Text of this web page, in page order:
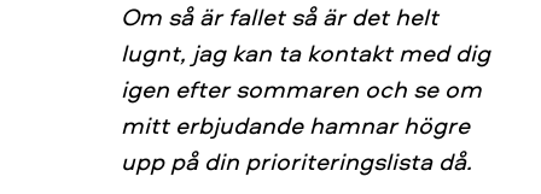
Om så är fallet så är det helt
lugnt, jag kan ta kontakt med dig
igen efter sommaren och se om
mitt erbjudande hamnar högre
upp på din prioriteringslista då.